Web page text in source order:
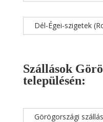
Dél-Égei-szigetek
Szállások
településén:
Görögországi